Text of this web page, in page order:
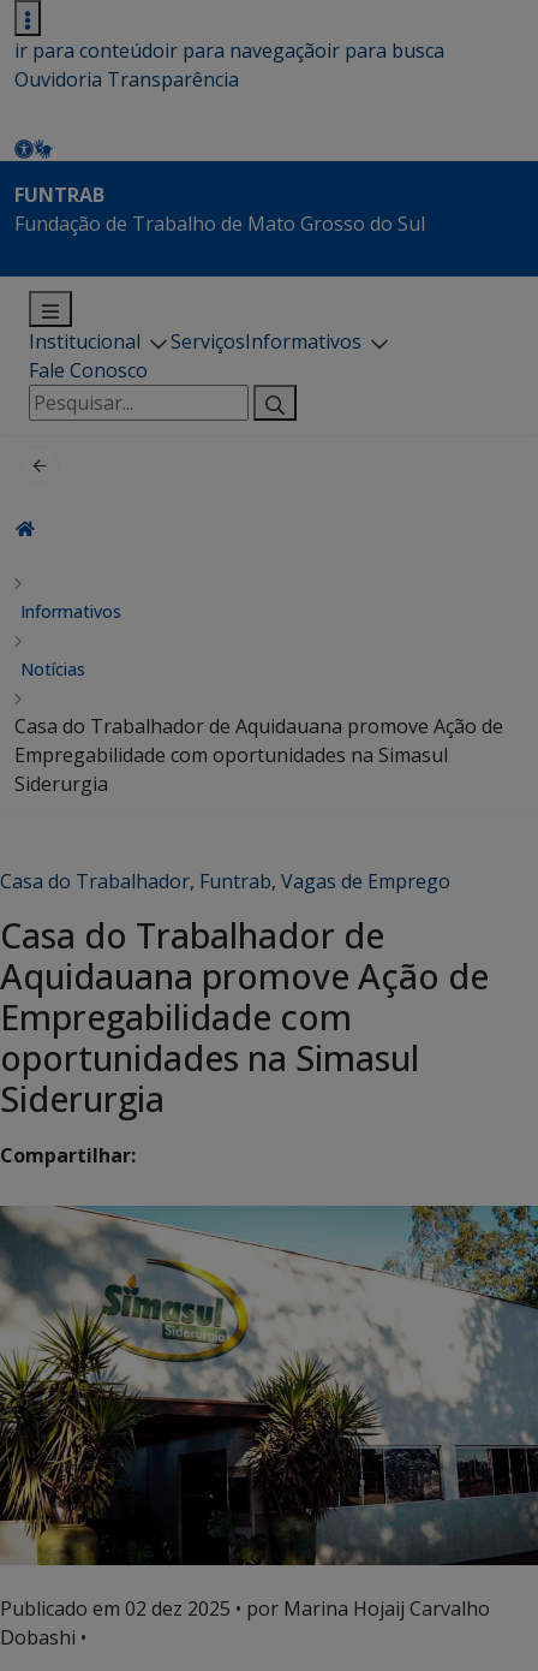
ir para conteúdoir para navegaçãoir para busca
Ouvidoria Transparência
FUNTRAB
Fundação de Trabalho de Mato Grosso do Sul
Institucional ServiçosInformativos
Fale Conosco
Pesquisar
por:
Informativos
Notícias
Casa do Trabalhador de Aquidauana promove Ação de
Empregabilidade com oportunidades na Simasul
Siderurgia
Casa do Trabalhador, Funtrab, Vagas de Emprego
Casa do Trabalhador de
Aquidauana promove Ação de
Empregabilidade com
oportunidades na Simasul
Siderurgia
Compartilhar:
Publicado em 02 dez 2025 • por Marina Hojaij Carvalho
Dobashi •